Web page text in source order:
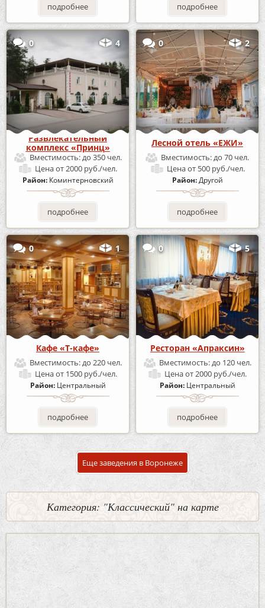
подробнее подробнее
0 4
Развлекательный
комплекс «Принц»
Вместимость:до 350 чел.
Ценаот 2000 руб./чел.
Район: Коминтерновский
подробнее
0 2
Лесной отель «ЕЖИ»
Вместимость:до 70 чел.
Ценаот 500 руб./чел.
Район:Другой
подробнее
0 1
Кафе «Т-кафе»
Вместимость:до 220 чел.
Ценаот 1500 руб./чел.
Район: Центральный
подробнее
0 5
Ресторан «Апраксин»
Вместимость:до 120 чел.
Ценаот 2000 руб./чел.
Район: Центральный
подробнее
Еще заведения в Воронеже
Категория: "Классический" на карте